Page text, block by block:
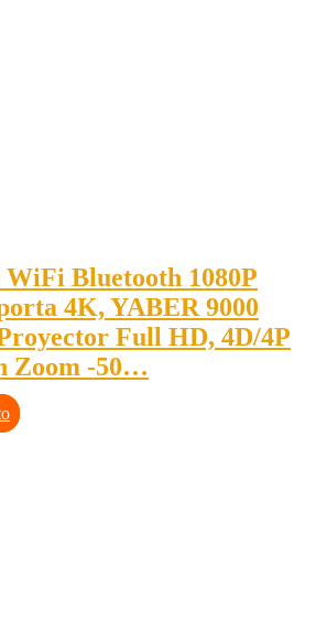
Bluetooth 1080P
4K, YABER 9000
Full HD, 4D/4P
Zoom -50…